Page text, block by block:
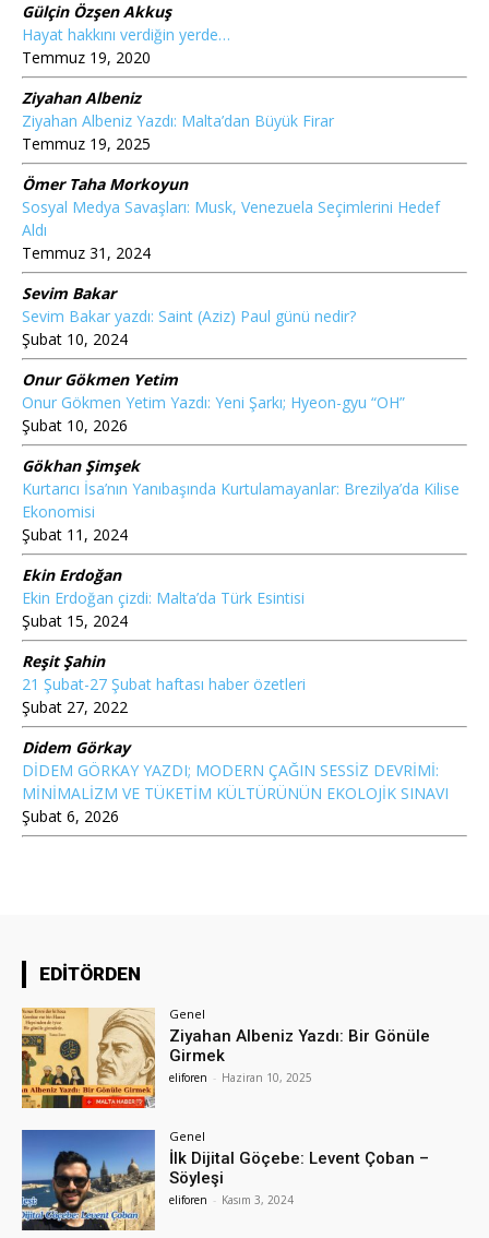
Gülçin Özşen Akkuş
Hayat hakkını verdiğin yerde…
Temmuz 19, 2020
Ziyahan Albeniz
Ziyahan Albeniz Yazdı: Malta’dan Büyük Firar
Temmuz 19, 2025
Ömer Taha Morkoyun
Sosyal Medya Savaşları: Musk, Venezuela Seçimlerini Hedef
Aldı
Temmuz 31, 2024
Sevim Bakar
Sevim Bakar yazdı: Saint (Aziz) Paul günü nedir?
Şubat 10, 2024
Onur Gökmen Yetim
Onur Gökmen Yetim Yazdı: Yeni Şarkı; Hyeon-gyu “OH”
Şubat 10, 2026
Gökhan Şimşek
Kurtarıcı İsa’nın Yanıbaşında Kurtulamayanlar: Brezilya’da Kilise
Ekonomisi
Şubat 11, 2024
Ekin Erdoğan
Ekin Erdoğan çizdi: Malta’da Türk Esintisi
Şubat 15, 2024
Reşit Şahin
21 Şubat-27 Şubat haftası haber özetleri
Şubat 27, 2022
Didem Görkay
DİDEM GÖRKAY YAZDI; MODERN ÇAĞIN SESSİZ DEVRİMİ:
MİNİMALİZM VE TÜKETİM KÜLTÜRÜNÜN EKOLOJİK SINAVI
Şubat 6, 2026
EDİTÖRDEN
Genel
Ziyahan Albeniz Yazdı: Bir Gönüle
Girmek
eliforen - Haziran 10, 2025
Genel
İlk Dijital Göçebe: Levent Çoban –
Söyleşi
eliforen - Kasım 3, 2024